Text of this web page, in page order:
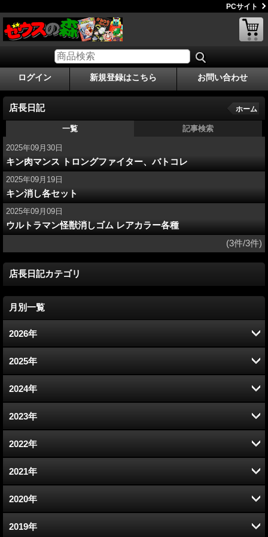
PCサイト
ログイン 新規登録はこちら お問い合わせ
店長日記 ホーム
一覧 記事検索
2025年09月30日
キン肉マンス トロングファイター、バトコレ
2025年09月19日
キン消し各セット
2025年09月09日
ウルトラマン怪獣消しゴム レアカラー各種
(3件/3件)
店長日記カテゴリ
月別一覧
2026年
8月 (1)
7月 (1)
6月 (4)
5月 (2)
4月 (3)
3月 (3)
2月 (3)
2025年
12月 (2)
11月 (7)
10月 (5)
9月 (3)
8月 (3)
7月 (4)
2024年
12月 (5)
11月 (4)
10月 (9)
9月 (6)
8月 (7)
2023年
12月 (6)
11月 (10)
10月 (14)
9月 (12)
2022年
12月 (7)
11月 (8)
10月 (8)
2021年
12月 (7)
11月 (9)
2020年
12月 (5)
2019年